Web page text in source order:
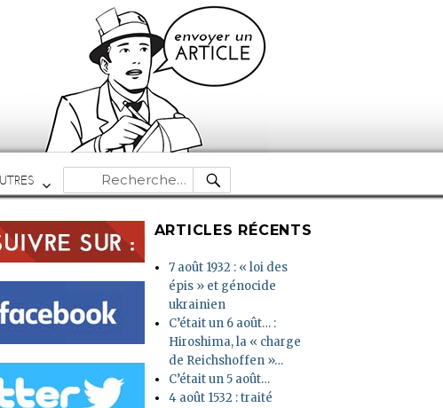
Recherche
pour :
RECHERCHE
ARTICLES RÉCENTS
7 août 1932 : « loi des
épis » et génocide
ukrainien
C’était un 6 août… :
Hiroshima, la « charge
de Reichshoffen »…
C’était un 5 août…
4 août 1532 : traité